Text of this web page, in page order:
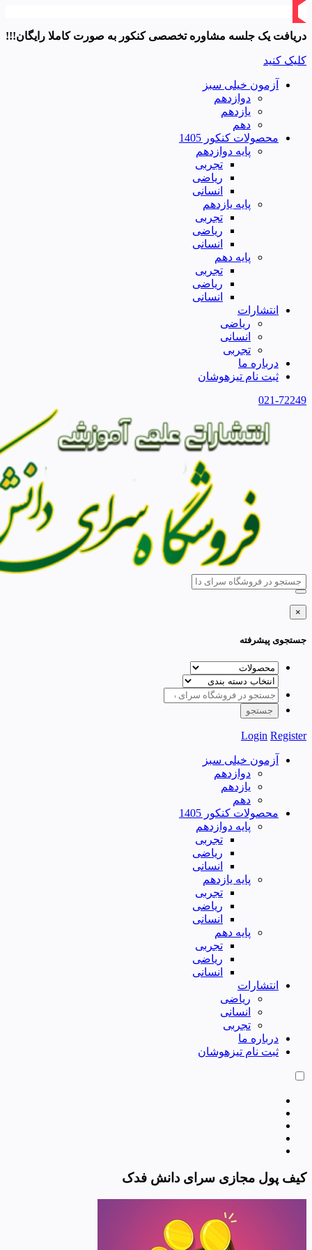
دریافت یک جلسه مشاوره تخصصی کنکور به صورت کاملا رایگان!!!
کلیک کنید
آزمون خیلی سبز
دوازدهم
یازدهم
دهم
محصولات کنکور 1405
پایه دوازدهم
تجربی
ریاضی
انسانی
پایه یازدهم
تجربی
ریاضی
انسانی
پایه دهم
تجربی
ریاضی
انسانی
انتشارات
ریاضی
انسانی
تجربی
درباره ما
ثبت نام تیزهوشان
021-72249
×
جستجوی پیشرفته
Login Register
آزمون خیلی سبز
دوازدهم
یازدهم
دهم
محصولات کنکور 1405
پایه دوازدهم
تجربی
ریاضی
انسانی
پایه یازدهم
تجربی
ریاضی
انسانی
پایه دهم
تجربی
ریاضی
انسانی
انتشارات
ریاضی
انسانی
تجربی
درباره ما
ثبت نام تیزهوشان
کیف پول مجازی سرای دانش فدک